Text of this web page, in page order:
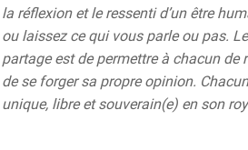
la réflexion et le ressenti d’un être
ou laissez ce qui vous parle ou pas.
partage est de permettre à chacun de
de se forger sa propre opinion.
unique, libre et souverain(e) en son